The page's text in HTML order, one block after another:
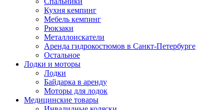
Кухня кемпинг
Мебель кемпинг
Рюкзаки
Металлоискатели
Аренда гидрокостюмов в Санкт-Петербурге
Остальное
Лодки и моторы
Лодки
Байдарка в аренду
Моторы для лодок
Медицинские товары